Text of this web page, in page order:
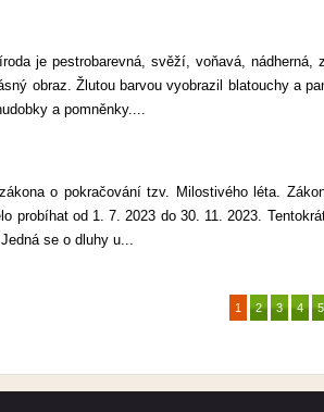
je pestrobarevná, svěží, voňavá, nádherná,
obraz. Žlutou barvou vyobrazil blatouchy a
a pomněnky....
o pokračování tzv. Milostivého léta.
probíhat od 1. 7. 2023 do 30. 11. 2023.
se o dluhy u...
1 2 3 4 5